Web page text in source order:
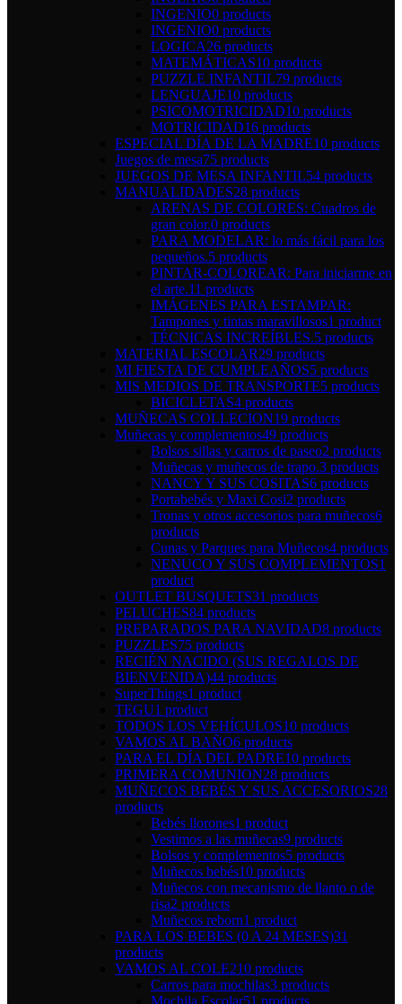
INGENIO0 products
INGENIO0 products
LOGICA26 products
MATEMÁTICAS10 products
PUZZLE INFANTIL79 products
LENGUAJE10 products
PSICOMOTRICIDAD10 products
MOTRICIDAD16 products
ESPECIAL DÍA DE LA MADRE10 products
Juegos de mesa75 products
JUEGOS DE MESA INFANTIL54 products
MANUALIDADES28 products
ARENAS DE COLORES: Cuadros de
gran color.0 products
PARA MODELAR: lo más fácil para los
pequeños.5 products
PINTAR-COLOREAR: Para iniciarme en
el arte.11 products
IMÁGENES PARA ESTAMPAR:
Tampones y tintas maravillosos1 product
TÉCNICAS INCREÍBLES.5 products
MATERIAL ESCOLAR29 products
MI FIESTA DE CUMPLEAÑOS5 products
MIS MEDIOS DE TRANSPORTE5 products
BICICLETAS4 products
MUÑECAS COLLECION19 products
Muñecas y complementos49 products
Bolsos sillas y carros de paseo2 products
Muñecas y muñecos de trapo.3 products
NANCY Y SUS COSITAS6 products
Portabebés y Maxi Cosi2 products
Tronas y otros accesorios para muñecos6
products
Cunas y Parques para Muñecos4 products
NENUCO Y SUS COMPLEMENTOS1
product
OUTLET BUSQUETS31 products
PELUCHES84 products
PREPARADOS PARA NAVIDAD8 products
PUZZLES75 products
RECIÉN NACIDO (SUS REGALOS DE
BIENVENIDA)44 products
SuperThings1 product
TEGU1 product
TODOS LOS VEHÍCULOS10 products
VAMOS AL BAÑO6 products
PARA EL DÍA DEL PADRE10 products
PRIMERA COMUNION28 products
MUÑECOS BEBÉS Y SUS ACCESORIOS28
products
Bebés llorones1 product
Vestimos a las muñecas9 products
Bolsos y complementos5 products
Muñecos bebés10 products
Muñecos con mecanismo de llanto o de
risa2 products
Muñecos reborn1 product
PARA LOS BEBES (0 A 24 MESES)31
products
VAMOS AL COLE210 products
Carros para mochilas3 products